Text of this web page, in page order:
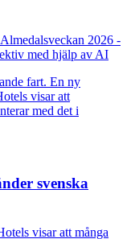
2026 -
med hjälp av AI
svenska
visar att många